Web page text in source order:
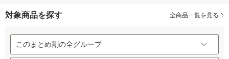
対象商品を探す 全商品一覧を見る
このまとめ割の全グループ